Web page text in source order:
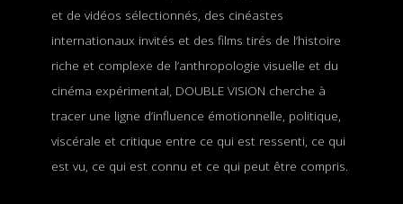
et de vidéos sélectionnés, des cinéastes
internationaux invités et des films tirés de l’histoire
riche et complexe de l’anthropologie visuelle et du
cinéma expérimental, DOUBLE VISION cherche à
tracer une ligne d’influence émotionnelle, politique,
viscérale et critique entre ce qui est ressenti, ce qui
est vu, ce qui est connu et ce qui peut être compris.